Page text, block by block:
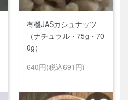
有機JASカシュナッツ
（ナチュラル・75g・70
0g）
640円(税込691円)